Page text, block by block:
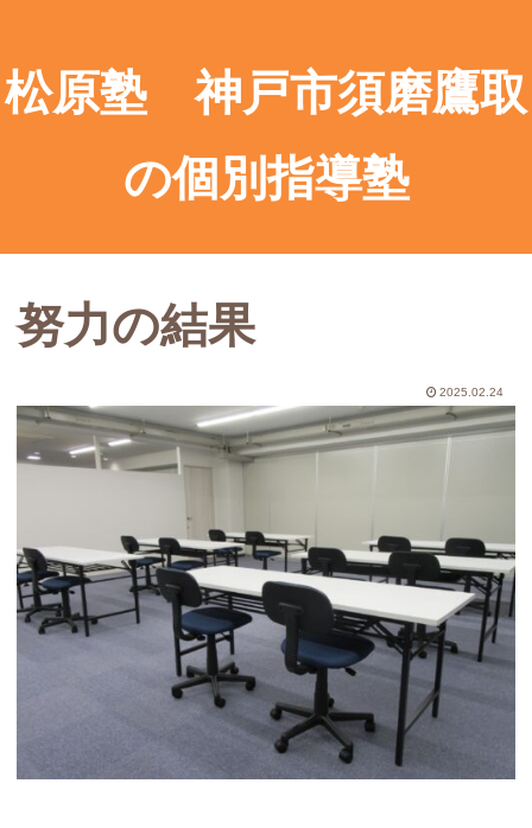
松原塾 神戸市須磨鷹取
の個別指導塾
努力の結果
2025.02.24